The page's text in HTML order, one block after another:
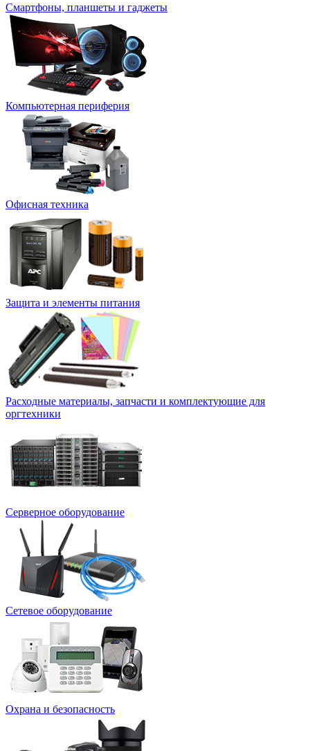
Смартфоны, планшеты и гаджеты
Компьютерная периферия
Офисная техника
Защита и элементы питания
Расходные материалы, запчасти и комплектующие для
оргтехники
Серверное оборудование
Сетевое оборудование
Охрана и безопасность